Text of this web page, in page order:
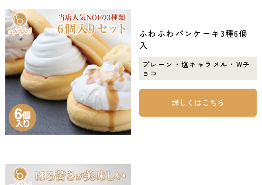
ふわふわパンケーキ3種6個
入
プレーン・塩キャラメル・Wチ
ョコ
詳しくはこちら